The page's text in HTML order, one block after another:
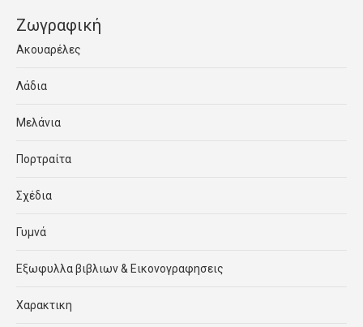
Ζωγραφική
Ακουαρέλες
Λάδια
Μελάνια
Πορτραίτα
Σχέδια
Γυμνά
Εξωφυλλα βιβλιων & Εικονογραφησεις
Χαρακτικη